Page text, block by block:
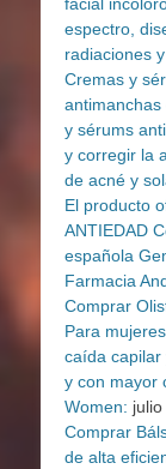
espectro,
radiaciones
Cremas y
y sérums
y corregir la
de acné y
El producto
ANTIEDAD
española
Farmacia
Comprar
Para
caída capilar
y con mayor
Women:
Comprar
de alta